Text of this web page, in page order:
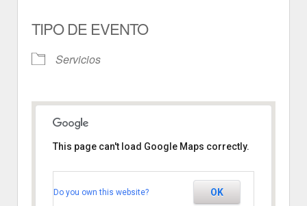
TIPO DE EVENTO
Servicios
Esclerosis Multiple
Segovia
This page can't load Google Maps correctly.
Do you own this website? OK